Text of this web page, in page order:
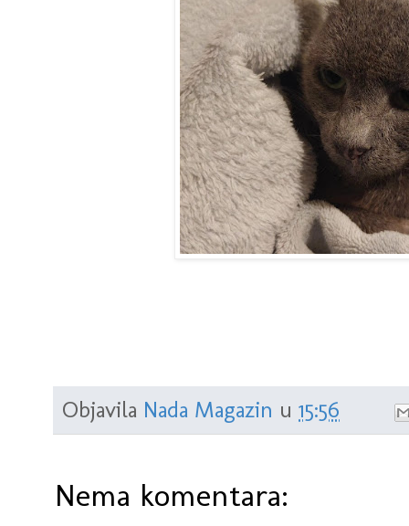
Objavila Nada Magazin u 15:56
Nema komentara: